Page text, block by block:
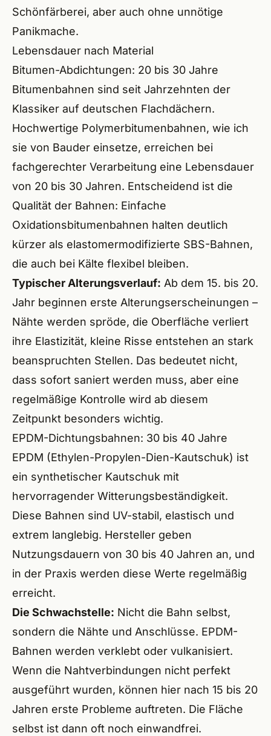
Roth
Schönfärberei, aber auch ohne unnötige
Panikmache.
Lebensdauer nach Material
Bitumen-Abdichtungen: 20 bis 30 Jahre
Bitumenbahnen sind seit Jahrzehnten der
Klassiker auf deutschen Flachdächern.
Hochwertige Polymerbitumenbahnen, wie ich
sie von Bauder einsetze, erreichen bei
fachgerechter Verarbeitung eine Lebensdauer
von 20 bis 30 Jahren. Entscheidend ist die
Qualität der Bahnen: Einfache
Oxidationsbitumenbahnen halten deutlich
kürzer als elastomermodifizierte SBS-Bahnen,
die auch bei Kälte flexibel bleiben.
Typischer Alterungsverlauf: Ab dem 15. bis 20.
Jahr beginnen erste Alterungserscheinungen –
Nähte werden spröde, die Oberfläche verliert
ihre Elastizität, kleine Risse entstehen an stark
beanspruchten Stellen. Das bedeutet nicht,
dass sofort saniert werden muss, aber eine
regelmäßige Kontrolle wird ab diesem
Zeitpunkt besonders wichtig.
EPDM-Dichtungsbahnen: 30 bis 40 Jahre
EPDM (Ethylen-Propylen-Dien-Kautschuk) ist
ein synthetischer Kautschuk mit
hervorragender Witterungsbeständigkeit.
Diese Bahnen sind UV-stabil, elastisch und
extrem langlebig. Hersteller geben
Nutzungsdauern von 30 bis 40 Jahren an, und
in der Praxis werden diese Werte regelmäßig
erreicht.
Die Schwachstelle: Nicht die Bahn selbst,
sondern die Nähte und Anschlüsse. EPDM-
Bahnen werden verklebt oder vulkanisiert.
Wenn die Nahtverbindungen nicht perfekt
ausgeführt wurden, können hier nach 15 bis 20
Jahren erste Probleme auftreten. Die Fläche
selbst ist dann oft noch einwandfrei.